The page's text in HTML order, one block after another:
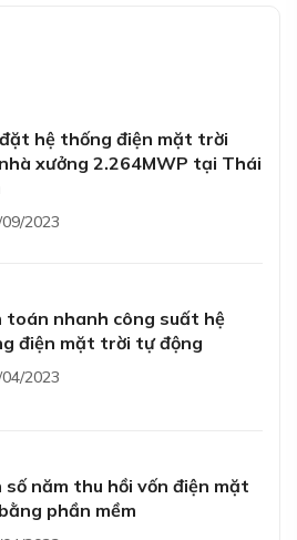
hệ thống điện mặt trời
xưởng 2.264MWP tại Thái
2023
toán nhanh công suất hệ
điện mặt trời tự động
2023
số năm thu hồi vốn điện mặt
phần mềm